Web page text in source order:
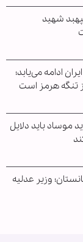
شهید
ادامه می‌یابد؛
تنگه هرمز است
باید دلایل
وزیر عدلیه